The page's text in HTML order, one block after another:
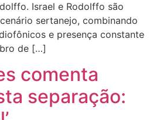
Israel e Rodolffo são
sertanejo, combinando
e presença constante
de […]
comenta
separação: